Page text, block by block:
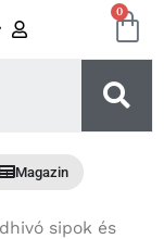
0
Magazin
sipok és